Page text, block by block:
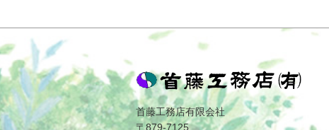
首藤工務店有限会社
〒879-7125